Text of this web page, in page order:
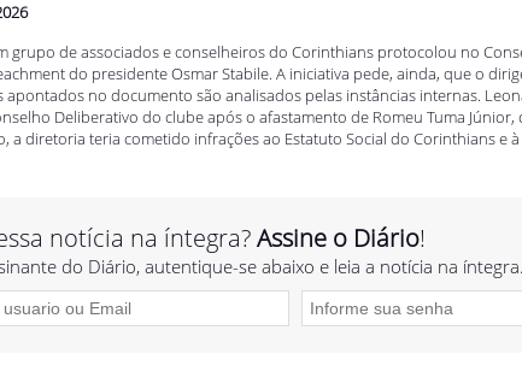
grupo de associados e conselheiros do Corinthians protocolou no
do presidente Osmar Stabile. A iniciativa pede, ainda, que o
no documento são analisados pelas instâncias internas.
Deliberativo do clube após o afastamento de Romeu Tuma
a diretoria teria cometido infrações ao Estatuto Social do Corinthians e à
notícia na íntegra?Assine o Diário!
do Diário, autentique-se abaixo e leia a notícia na íntegra.